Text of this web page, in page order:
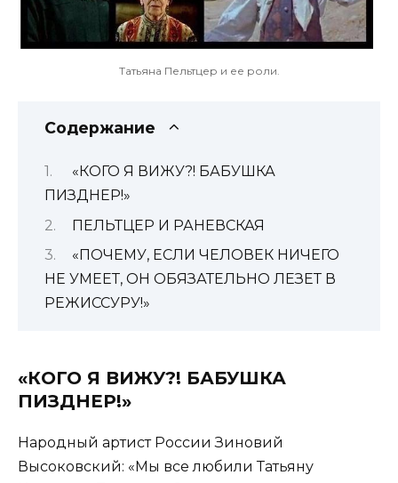
Татьяна Пельтцер и ее роли.
Содержание
«КОГО Я ВИЖУ?! БАБУШКА
ПИЗДНЕР!»
ПЕЛЬТЦЕР И РАНЕВСКАЯ
«ПОЧЕМУ, ЕСЛИ ЧЕЛОВЕК НИЧЕГО
НЕ УМЕЕТ, ОН ОБЯЗАТЕЛЬНО ЛЕЗЕТ В
РЕЖИССУРУ!»
«КОГО Я ВИЖУ?! БАБУШКА
ПИЗДНЕР!»
Народный артист России Зиновий
Высоковский: «Мы все любили Татьяну